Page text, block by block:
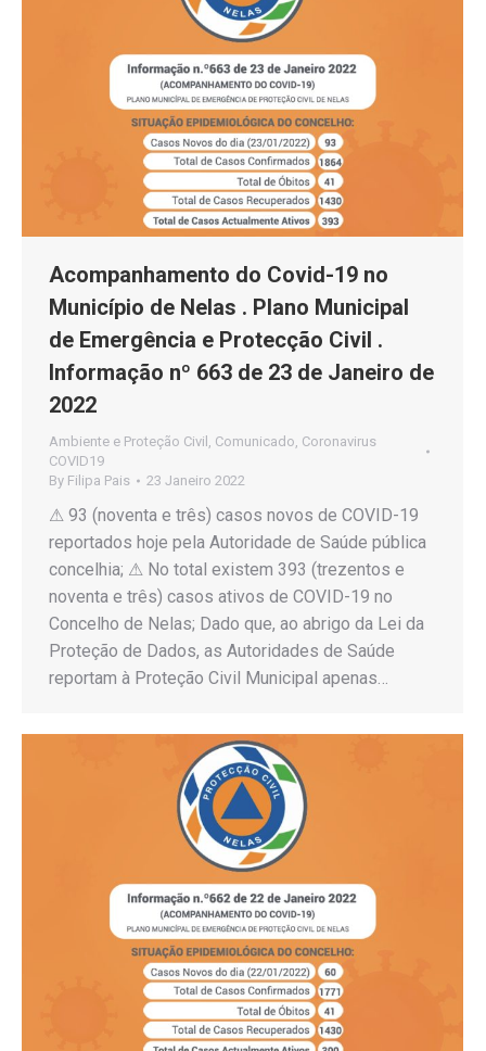
Acompanhamento do Covid-19 no
Município de Nelas . Plano Municipal
de Emergência e Protecção Civil .
Informação nº 663 de 23 de Janeiro de
2022
Ambiente e Proteção Civil Comunicado Coronavirus
COVID19
By Filipa Pais 23 Janeiro 2022
⚠ 93 (noventa e três) casos novos de COVID-19
reportados hoje pela Autoridade de Saúde pública
concelhia; ⚠ No total existem 393 (trezentos e
noventa e três) casos ativos de COVID-19 no
Concelho de Nelas; Dado que, ao abrigo da Lei da
Proteção de Dados, as Autoridades de Saúde
reportam à Proteção Civil Municipal apenas…